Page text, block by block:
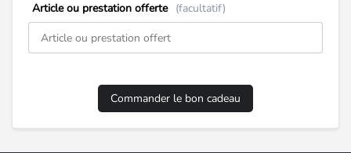
Article ou prestation offerte (facultatif)